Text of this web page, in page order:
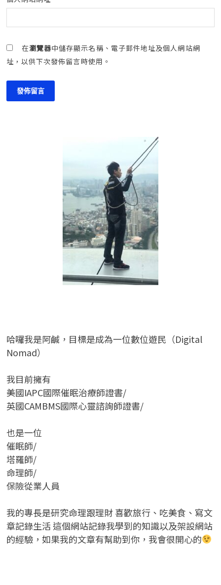
在瀏覽器中儲存顯示名稱、電子郵件地址及個人網站網
址，以供下次發佈留言時使用。
哈囉我是阿鹹，目標是成為一位數位遊民（Digital
Nomad）
我目前擁有
美國IAPC國際催眠治療師證書/
英國CAMBMS國際心靈諮詢師證書/
也是一位
催眠師/
塔羅師/
命理師/
保險從業人員
我的專長是研究命理跟理財 喜歡旅行、吃美食、寫文
章記錄生活 這個網站記錄我學到的知識以及架設網站
的經驗，如果我的文章有幫助到你，我會很開心的